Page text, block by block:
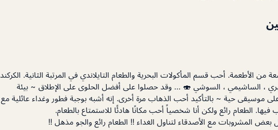
الأطعمة. أحب قسم المأكولات البحرية والطعام التايلاندي في المرتبة الثانية. الكركند
، الساشيمي ، السوشي 🍣 … وقد حصلوا على أفضل الحلوى على الإطلاق ~ بيئة
موسيقى حية ~ بالتأكيد أحب الذهاب مرة أخرى. إنه أشبه بوجبة فطور وغداء عائلية مع
فيها. الطعام رائع ولكن أنا شخصياً أحب مكانًا هادئًا للاستمتاع بالطعام.
بعض المشروبات مع الأصدقاء لتناول الغداء !! الطعام رائع والجو مذهل !!